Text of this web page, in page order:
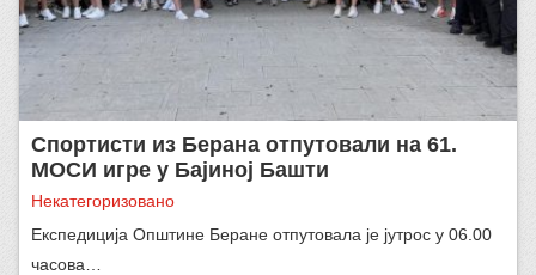
Спортисти из Берана отпутовали на 61.
МОСИ игре у Бајиној Башти
Некатегоризовано
Експедиција Општине Беране отпутовала је јутрос у 06.00
часова…